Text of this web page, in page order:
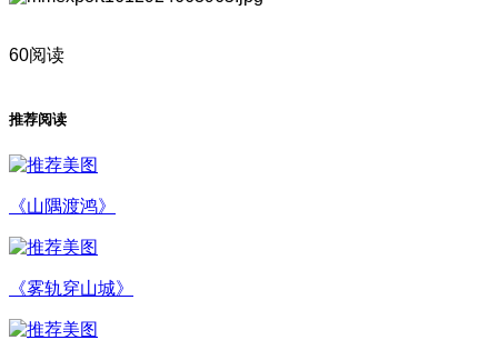
60阅读
推荐阅读
《山隅渡鸿》
《雾轨穿山城》